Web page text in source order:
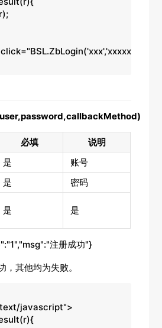
必填
说明
是
账号
是
密码
是 是
注册成功"}
其他均为失败。
javascript">